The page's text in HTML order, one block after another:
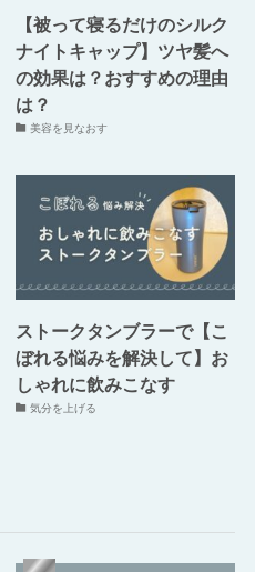
【被って寝るだけのシルク
ナイトキャップ】ツヤ髪へ
の効果は？おすすめの理由
は？
美容を見なおす
ストークタンブラーで【こ
ぼれる悩みを解決して】お
しゃれに飲みこなす
気分を上げる